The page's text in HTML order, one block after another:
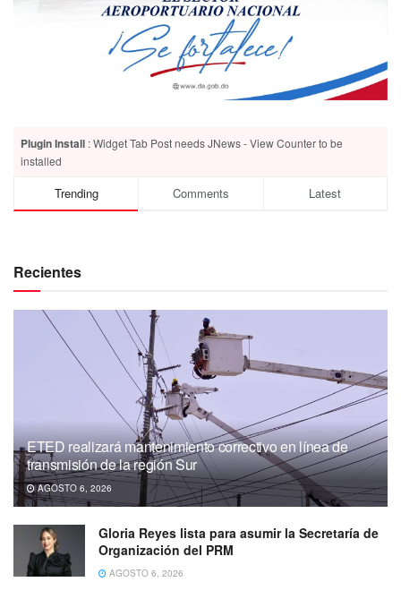
Plugin Install : Widget Tab Post needs JNews - View Counter to be
installed
Trending Comments Latest
Recientes
ETED realizará mantenimiento correctivo en línea de
transmisión de la región Sur
AGOSTO 6, 2026
Gloria Reyes lista para asumir la Secretaría de
Organización del PRM
AGOSTO 6, 2026